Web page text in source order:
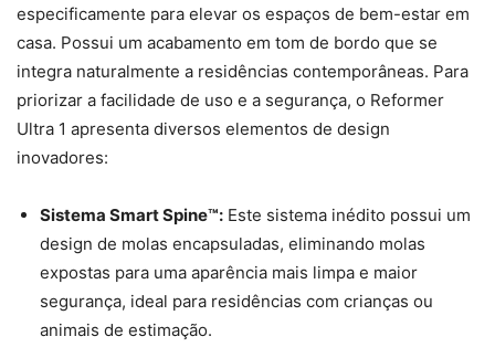
especificamente para elevar os espaços de bem-estar em
casa. Possui um acabamento em tom de bordo que se
integra naturalmente a residências contemporâneas. Para
priorizar a facilidade de uso e a segurança, o Reformer
Ultra 1 apresenta diversos elementos de design
inovadores:
Sistema Smart Spine™: Este sistema inédito possui um
design de molas encapsuladas, eliminando molas
expostas para uma aparência mais limpa e maior
segurança, ideal para residências com crianças ou
animais de estimação.